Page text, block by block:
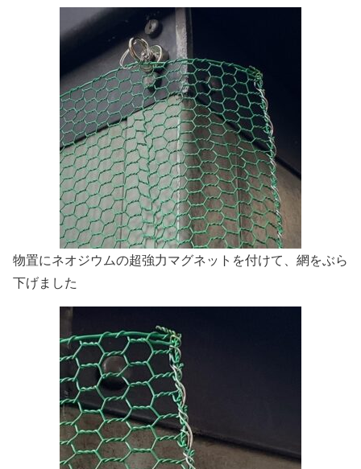
物置にネオジウムの超強力マグネットを付けて、網をぶら
下げました